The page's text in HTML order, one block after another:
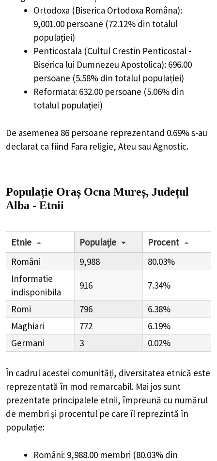
Ortodoxa (Biserica Ortodoxa Româna):
9,001.00 persoane (72.12% din totalul
populației)
Penticostala (Cultul Crestin Penticostal -
Biserica lui Dumnezeu Apostolica): 696.00
persoane (5.58% din totalul populației)
Reformata: 632.00 persoane (5.06% din
totalul populației)
De asemenea 86 persoane reprezentand 0.69% s-au
declarat ca fiind Fara religie, Ateu sau Agnostic.
Populație Oraș Ocna Mureș, Județul
Alba - Etnii
Etnie Populație
Procent
Români
9,988
80.03%
Informatie
indisponibila
916 7.34%
Romi 796
6.38%
Maghiari
772
6.19%
Germani
3 0.02%
În cadrul acestei comunități, diversitatea etnică este
reprezentată în mod remarcabil. Mai jos sunt
prezentate principalele etnii, împreună cu numărul
de membri și procentul pe care îl reprezintă în
populație:
Români: 9,988.00 membri (80.03% din